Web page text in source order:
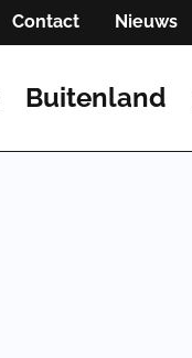
Contact Nieuws
Buitenland